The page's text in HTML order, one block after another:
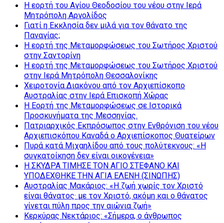
Η εορτή του Αγίου Θεοδοσίου του νέου στην Ιερά
Μητρόπολη Αργολίδος
Γιατί η Εκκλησία δεν μιλά για τον θάνατο της
Παναγίας;
Η εορτή της Μεταμορφώσεως του Σωτήρος Χριστού
στην Σαντορίνη
Η εορτή της Μεταμορφώσεως του Σωτήρος Χριστού
στην Ιερά Μητρόπολη Θεσσαλονίκης
Χειροτονία Διακόνου από τον Αρχιεπίσκοπο
Αυστραλίας στην Ιερά Επισκοπή Χώρας
Η Εορτή της Μεταμορφώσεως σε Ιστορικά
Προσκυνήματα της Μεσσηνίας.
Πατριαρχικός Εκπρόσωπος στην Ενθρόνιση του νέου
Αρχιεπισκόπου Καναδά ο Αρχιεπίσκοπος Θυατείρων
Πυρά κατά Μιχαηλίδου από τους πολύτεκνους: «Η
συγκατοίκηση δεν είναι οικογένεια»
Η ΣΚΥΔΡΑ ΤΙΜΗΣΕ ΤΟΝ ΑΓΙΟ ΣΤΕΦΑΝΟ ΚΑΙ
ΥΠΟΔΕΧΘΗΚΕ ΤΗΝ ΑΓΙΑ ΕΛΕΝΗ (ΣΙΝΩΠΗΣ)
Αυστραλίας Μακάριος: «Η ζωή χωρίς τον Χριστό
είναι θάνατος· με τον Χριστό, ακόμη και ο θάνατος
γίνεται πύλη προς την αιώνια ζωή»
Κερκύρας Νεκτάριος: «Σήμερα, ο άνθρωπος